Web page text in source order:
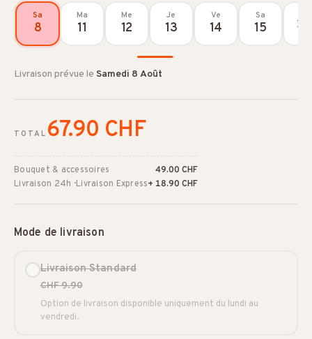
Sa
8
Ma
11
Me
12
Je
13
Ve
14
Sa
15
Livraison prévue le Samedi 8 Août
TOTAL 67.90 CHF
Bouquet & accessoires
49.00 CHF
Livraison 24h · Livraison Express+ 18.90 CHF
Mode de livraison
Livraison Standard
CHF 9.90
Option de livraison disponible uniquement du lundi au
vendredi.